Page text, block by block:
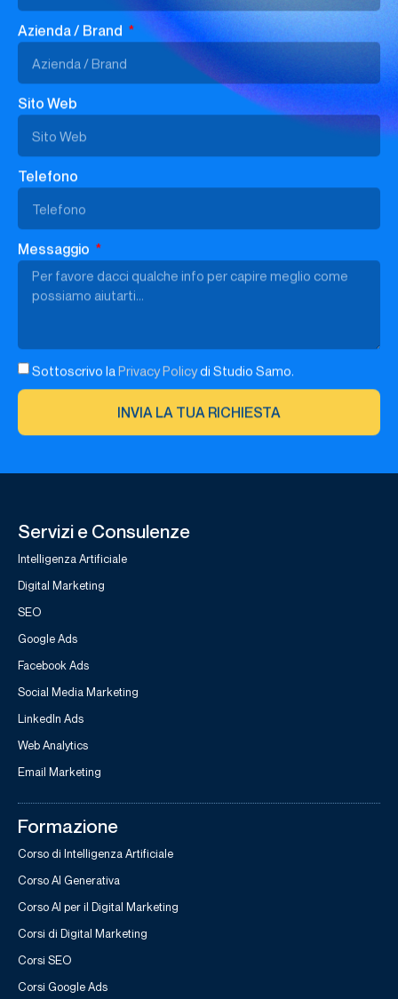
Azienda / Brand
Sito Web
Telefono
Messaggio
Sottoscrivo la Privacy Policy di Studio Samo.
INVIA LA TUA RICHIESTA
Servizi e Consulenze
Intelligenza Artificiale
Digital Marketing
SEO
Google Ads
Facebook Ads
Social Media Marketing
LinkedIn Ads
Web Analytics
Email Marketing
Formazione
Corso di Intelligenza Artificiale
Corso AI Generativa
Corso AI per il Digital Marketing
Corsi di Digital Marketing
Corsi SEO
Corsi Google Ads